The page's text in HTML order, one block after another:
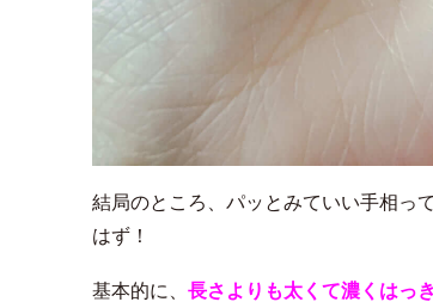
結局のところ、パッとみていい手相っ
はず！
基本的に、 長さよりも太くて濃くはっ